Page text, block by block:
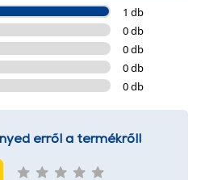
1 db
0 db
0 db
0 db
0 db
erről a termékről!